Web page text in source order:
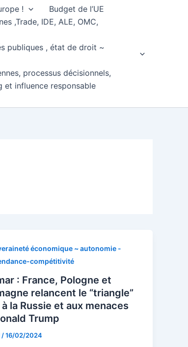
!
Budget de l’UE
,Trade, IDE, ALE, OMC,
publiques , état de droit ~
processus décisionnels,
et influence responsable
économique ~ autonomie -
compétitivité
: France, Pologne et
relancent le “triangle”
la Russie et aux menaces
Trump
/16/02/2024